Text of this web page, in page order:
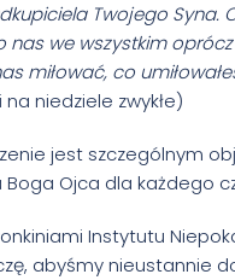
Twojego Syna.
nas we wszystkim
miłować, co
na niedziele zwykłe)
jest szczególnym
Boga Ojca dla każdego
Instytutu
abyśmy nieustannie